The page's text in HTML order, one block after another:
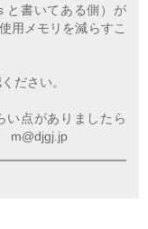
と書いてある側）が
用メモリを減らすこ
ださい。
い点がありましたら
m@djgj.jp